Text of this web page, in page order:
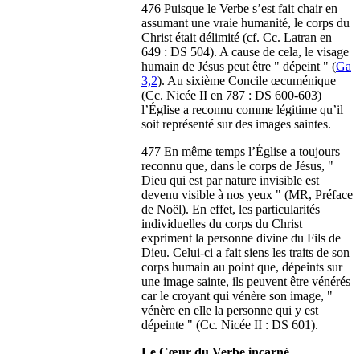
476 Puisque le Verbe s’est fait chair en
assumant une vraie humanité, le corps du
Christ était délimité (cf. Cc. Latran en
649 : DS 504). A cause de cela, le visage
humain de Jésus peut être " dépeint " (Ga
3,2). Au sixième Concile œcuménique
(Cc. Nicée II en 787 : DS 600-603)
l’Église a reconnu comme légitime qu’il
soit représenté sur des images saintes.
477 En même temps l’Église a toujours
reconnu que, dans le corps de Jésus, "
Dieu qui est par nature invisible est
devenu visible à nos yeux " (MR, Préface
de Noël). En effet, les particularités
individuelles du corps du Christ
expriment la personne divine du Fils de
Dieu. Celui-ci a fait siens les traits de son
corps humain au point que, dépeints sur
une image sainte, ils peuvent être vénérés
car le croyant qui vénère son image, "
vénère en elle la personne qui y est
dépeinte " (Cc. Nicée II : DS 601).